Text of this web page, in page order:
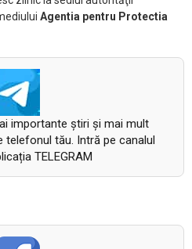
Agentia pentru Protectia
importante știri și mai mult
tău. Intră pe canalul
TELEGRAM